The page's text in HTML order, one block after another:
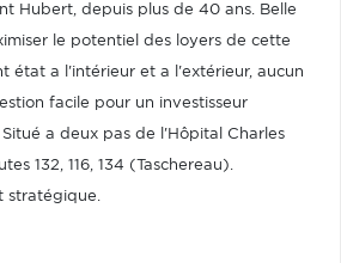
Hubert, depuis plus de 40 ans. Belle
le potentiel des loyers de cette
état a l'intérieur et a l'extérieur, aucun
facile pour un investisseur
a deux pas de l'Hôpital Charles
132, 116, 134 (Taschereau).
stratégique.